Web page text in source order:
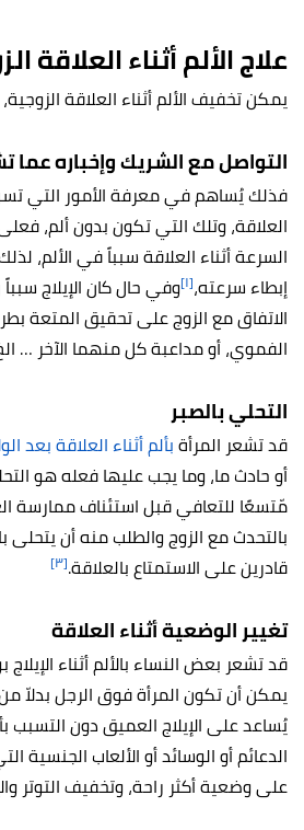
علاج الألم أثناء العلاقة
يمكن تخفيف الألم أثناء العلاقة
التواصل مع الشريك وإخباره عما
فذلك يُساهم في معرفة الأمور التي تسبب
العلاقة، وتلك التي تكون بدون ألم،
السرعة أثناء العلاقة سبباً في الألم،
إبطاء سرعته،[١] وفي حال كان الإيلاج
الاتفاق مع الزوج على تحقيق المتعة
الفموي، أو مداعبة كل منهما الآخر …
التحلي بالصبر
قد تشعر المرأةبألم أثناء العلاقة بعد
أو حادث ما، وما يجب عليها فعله هو
مّتسعًا للتعافي قبل استئناف ممارسة
بالتحدث مع الزوج والطلب منه أن يتحلى
قادرين على الاستمتاع بالعلاقة.[٣]
تغيير الوضعية أثناء العلاقة
قد تشعر بعض النساء بالألم أثناء
يمكن أن تكون المرأة فوق الرجل بدلاّ
يُساعد على الإيلاج العميق دون التسبب
الدعائم أو الوسائد أو الألعاب
على وضعية أكثر راحة، وتخفيف التوتر